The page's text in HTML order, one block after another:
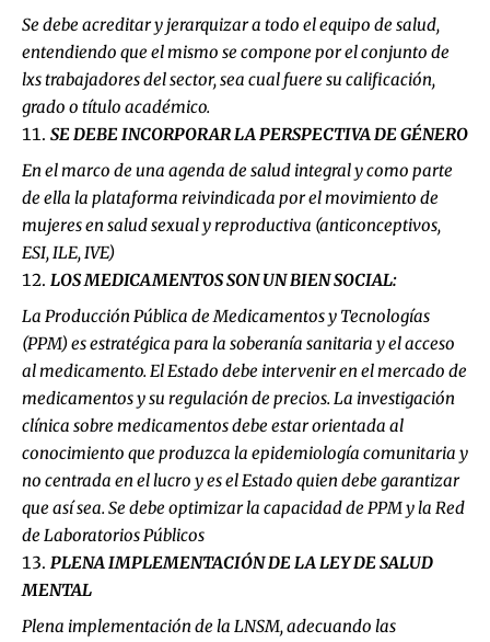
Se debe acreditar y jerarquizar a todo el equipo de salud,
entendiendo que el mismo se compone por el conjunto de
lxs trabajadores del sector, sea cual fuere su calificación,
grado o título académico.
SE DEBE INCORPORAR LA PERSPECTIVA DE GÉNERO
En el marco de una agenda de salud integral y como parte
de ella la plataforma reivindicada por el movimiento de
mujeres en salud sexual y reproductiva (anticonceptivos,
ESI, ILE, IVE)
LOS MEDICAMENTOS SON UN BIEN SOCIAL:
La Producción Pública de Medicamentos y Tecnologías
(PPM) es estratégica para la soberanía sanitaria y el acceso
al medicamento. El Estado debe intervenir en el mercado de
medicamentos y su regulación de precios. La investigación
clínica sobre medicamentos debe estar orientada al
conocimiento que produzca la epidemiología comunitaria y
no centrada en el lucro y es el Estado quien debe garantizar
que así sea. Se debe optimizar la capacidad de PPM y la Red
de Laboratorios Públicos
PLENA IMPLEMENTACIÓN DE LA LEY DE SALUD
MENTAL
Plena implementación de la LNSM, adecuando las